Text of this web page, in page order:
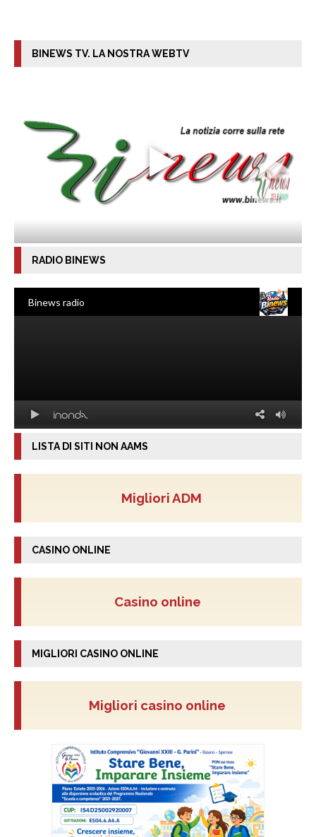
BINEWS TV. LA NOSTRA WEBTV
RADIO BINEWS
LISTA DI SITI NON AAMS
Migliori ADM
CASINO ONLINE
Casino online
MIGLIORI CASINO ONLINE
Migliori casino online